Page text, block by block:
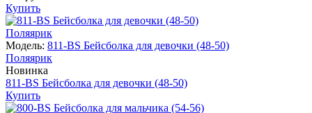
Купить
Поляярик
Модель: 811-BS Бейсболка для девочки (48-50)
Поляярик
Новинка
811-BS Бейсболка для девочки (48-50)
Купить